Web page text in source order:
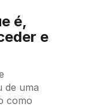
é,
e
de uma
como